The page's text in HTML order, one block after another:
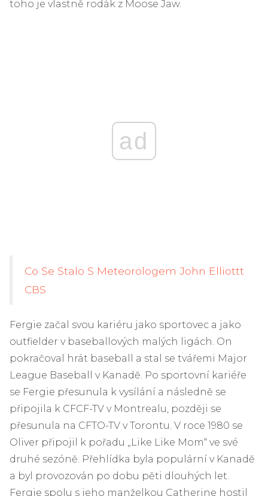
toho je vlastně rodák z Moose Jaw.
ad
Co Se Stalo S Meteorologem John Elliottt
CBS
Fergie začal svou kariéru jako sportovec a jako
outfielder v baseballových malých ligách. On
pokračoval hrát baseball a stal se tvářemi Major
League Baseball v Kanadě. Po sportovní kariéře
se Fergie přesunula k vysílání a následně se
připojila k CFCF-TV v Montrealu, později se
přesunula na CFTO-TV v Torontu. V roce 1980 se
Oliver připojil k pořadu „Like Like Mom“ ve své
druhé sezóně. Přehlídka byla populární v Kanadě
a byl provozován po dobu pěti dlouhých let.
Fergie spolu s jeho manželkou Catherine hostil